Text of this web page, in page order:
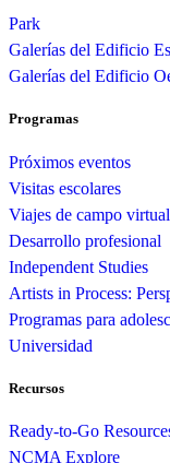
Park
Galerías del Edificio
Galerías del Edificio
Programas
Próximos eventos
Visitas escolares
Viajes de campo
Desarrollo profesional
Independent Studies
Artists in Process:
Programas para
Universidad
Recursos
Ready-to-Go
NCMA Explore